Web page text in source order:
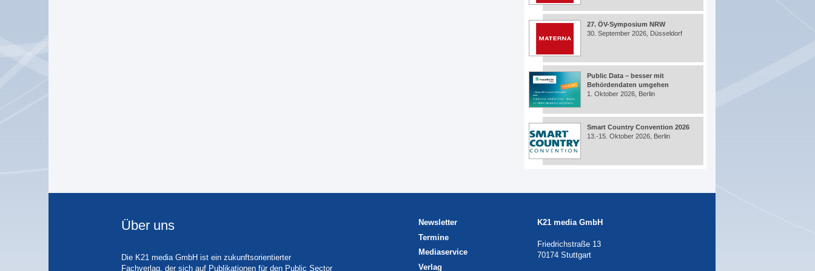
27. ÖV-Symposium NRW
30. September 2026, Düsseldorf
Public Data – besser mit
Behördendaten umgehen
1. Oktober 2026, Berlin
Smart Country Convention 2026
13.-15. Oktober 2026, Berlin
Über uns
Die K21 media GmbH ist ein zukunftsorientierter
Fachverlag, der sich auf Publikationen für den Public Sector
Newsletter
Termine
Mediaservice
Verlag
K21 media GmbH
Friedrichstraße 13
70174 Stuttgart